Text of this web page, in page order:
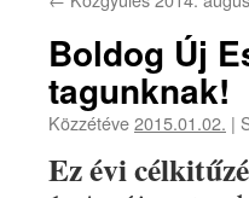
Boldog Új
tagunknak!
Közzétéve2015.01.02. |
Ez évi